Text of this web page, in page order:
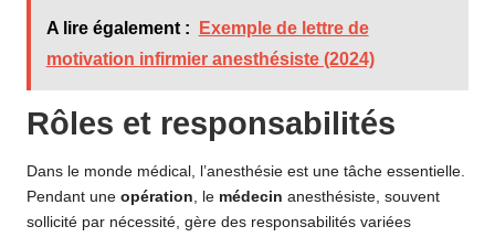
A lire également :
Exemple de lettre de
motivation infirmier anesthésiste (2024)
Rôles et responsabilités
Dans le monde médical, l’anesthésie est une tâche essentielle.
Pendant une opération , le médecin anesthésiste, souvent
sollicité par nécessité, gère des responsabilités variées